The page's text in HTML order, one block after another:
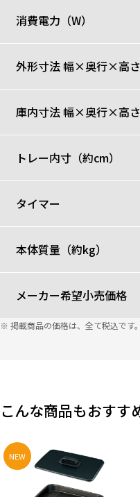
消費電力（W）
外形寸法 幅×奥行×高さ
庫内寸法 幅×奥行×高さ
トレー内寸（約cm）
タイマー
本体質量（約kg）
メーカー希望小売価格
※ 掲載商品の価格は、全て税込です
こんな商品もおすす
NEW